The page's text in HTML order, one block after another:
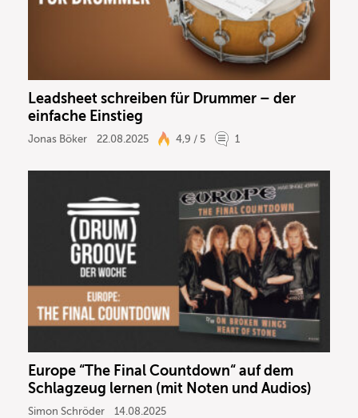
Leadsheet schreiben für Drummer – der
einfache Einstieg
Jonas Böker 22.08.2025 4,9 / 5 1
Europe “The Final Countdown“ auf dem
Schlagzeug lernen (mit Noten und Audios)
Simon Schröder 14.08.2025